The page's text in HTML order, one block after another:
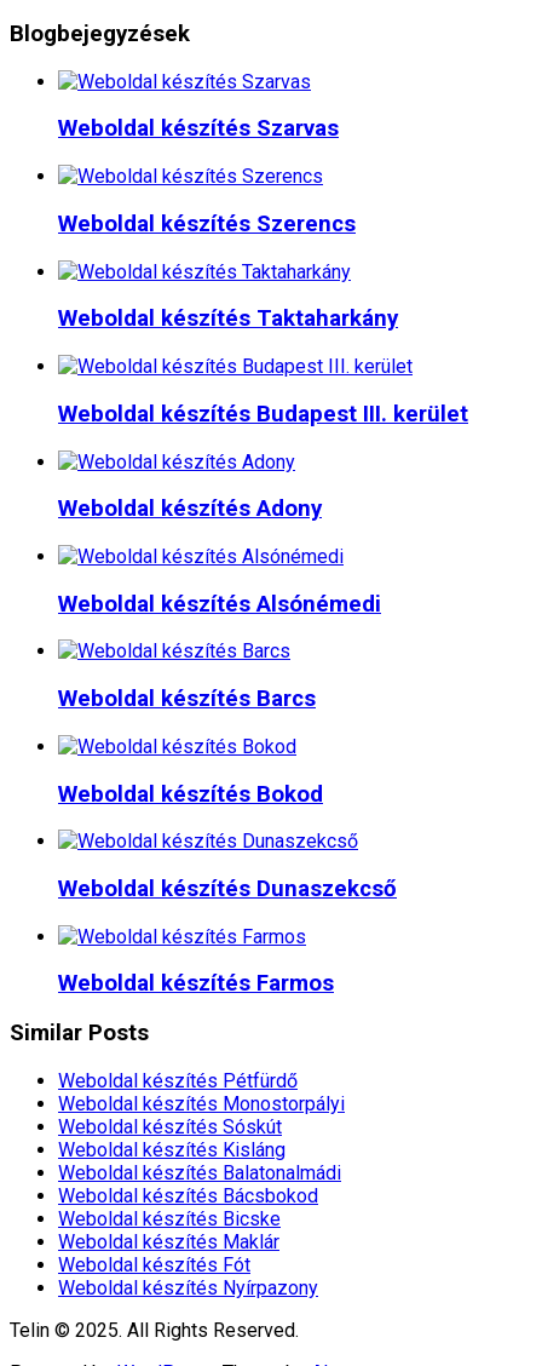
Blogbejegyzések
Weboldal készítés​ Szarvas
Weboldal készítés​ Szerencs
Weboldal készítés​ Taktaharkány
Weboldal készítés​ Budapest III. kerület
Weboldal készítés​ Adony
Weboldal készítés​ Alsónémedi
Weboldal készítés​ Barcs
Weboldal készítés​ Bokod
Weboldal készítés​ Dunaszekcső
Weboldal készítés​ Farmos
Similar Posts
Weboldal készítés​ Pétfürdő
Weboldal készítés​ Monostorpályi
Weboldal készítés​ Sóskút
Weboldal készítés​ Kisláng
Weboldal készítés​ Balatonalmádi
Weboldal készítés​ Bácsbokod
Weboldal készítés​ Bicske
Weboldal készítés​ Maklár
Weboldal készítés​ Fót
Weboldal készítés​ Nyírpazony
Telin © 2025. All Rights Reserved.